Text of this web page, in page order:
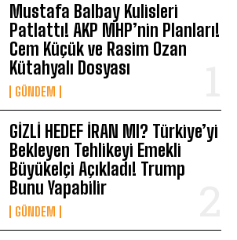
Mustafa Balbay Kulisleri
Patlattı! AKP MHP’nin Planları!
Cem Küçük ve Rasim Ozan
Kütahyalı Dosyası
GÜNDEM
GİZLİ HEDEF İRAN MI? Türkiye’yi
Bekleyen Tehlikeyi Emekli
Büyükelçi Açıkladı! Trump
Bunu Yapabilir
GÜNDEM